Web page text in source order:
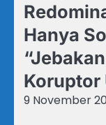
Hanya
Koruptor
9 November